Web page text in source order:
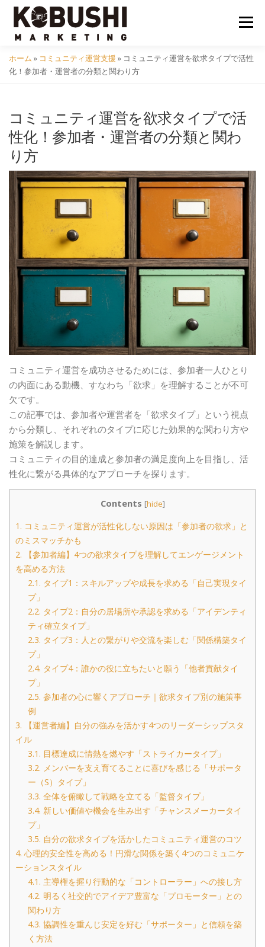
メニュ
会社概要 採用 クラフトビール
コミュニティ サービス 資料DL 問い合わせ
ホーム » コミュニティ運営支援 » コミュニティ運営を欲求タイプで活性
化！参加者・運営者の分類と関わり方
コミュニティ運営を欲求タイプで活
性化！参加者・運営者の分類と関わ
り方
コミュニティ運営を成功させるためには、参加者一人ひとり
の内面にある動機、すなわち「欲求」を理解することが不可
欠です。
この記事では、参加者や運営者を「欲求タイプ」という視点
から分類し、それぞれのタイプに応じた効果的な関わり方や
施策を解説します。
コミュニティの目的達成と参加者の満足度向上を目指し、活
性化に繋がる具体的なアプローチを探ります。
Contents [hide]
1. コミュニティ運営が活性化しない原因は「参加者の欲求」と
のミスマッチかも
2. 【参加者編】4つの欲求タイプを理解してエンゲージメント
を高める方法
2.1. タイプ1：スキルアップや成長を求める「自己実現タイ
プ」
2.2. タイプ2：自分の居場所や承認を求める「アイデンティ
ティ確立タイプ」
2.3. タイプ3：人との繋がりや交流を楽しむ「関係構築タイ
プ」
2.4. タイプ4：誰かの役に立ちたいと願う「他者貢献タイ
プ」
2.5. 参加者の心に響くアプローチ｜欲求タイプ別の施策事
例
3. 【運営者編】自分の強みを活かす4つのリーダーシップスタ
イル
3.1. 目標達成に情熱を燃やす「ストライカータイプ」
3.2. メンバーを支え育てることに喜びを感じる「サポータ
ー（S）タイプ」
3.3. 全体を俯瞰して戦略を立てる「監督タイプ」
3.4. 新しい価値や機会を生み出す「チャンスメーカータイ
プ」
3.5. 自分の欲求タイプを活かしたコミュニティ運営のコツ
4. 心理的安全性を高める！円滑な関係を築く4つのコミュニケ
ーションスタイル
4.1. 主導権を握り行動的な「コントローラー」への接し方
4.2. 明るく社交的でアイデア豊富な「プロモーター」との
関わり方
4.3. 協調性を重んじ安定を好む「サポーター」と信頼を築
く方法